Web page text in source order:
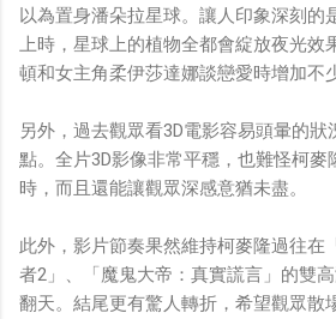
以為置身潘朵拉星球。讓人印象深刻的
上時，星球上的植物全都會綻放夜光效
頓和女主角柔伊莎達娜談戀愛時增加不
另外，過去觀眾看3D電影容易頭暈的
點。全片3D影像非常平穩，也難怪柯麥
時，而且還能讓觀眾深感意猶未盡。
此外，影片節奏果然維持柯麥隆過往在
者2」、「魔鬼大帝：真實謊言」的雙
翻天。結尾更有驚人轉折，希望觀眾散